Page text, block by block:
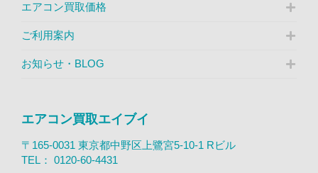
エアコン買取価格
ご利用案内
お知らせ・BLOG
エアコン買取エイブイ
〒165-0031 東京都中野区上鷺宮5-10-1 Rビル
TEL： 0120-60-4431